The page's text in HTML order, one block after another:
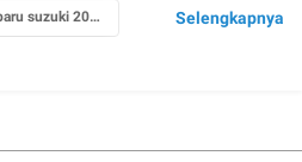
mobil baru suzuki 2016 Selengkapnya